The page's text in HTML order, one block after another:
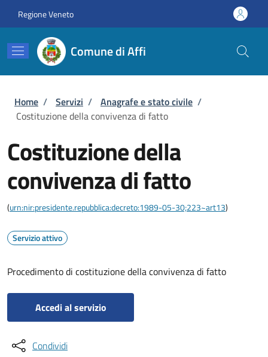
Regione Veneto
Comune di Affi
Briciole di pane
Home / Servizi / Anagrafe e stato civile /
Costituzione della convivenza di fatto
Costituzione della
convivenza di fatto
(urn:nir:presidente.repubblica:decreto:1989-05-30;223~art13)
Servizio attivo
Procedimento di costituzione della convivenza di fatto
Accedi al servizio
Condividi